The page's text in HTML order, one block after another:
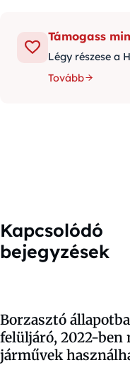
Támogass
Légy részese a
Tovább
Kapcsolódó
bejegyzések
Borzasztó
felüljáró, 2022-ben
járművek